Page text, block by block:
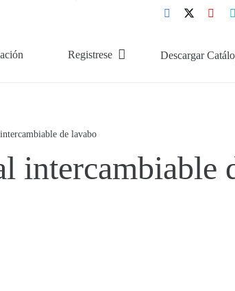
Registrese Descargar
de lavabo
intercambiable